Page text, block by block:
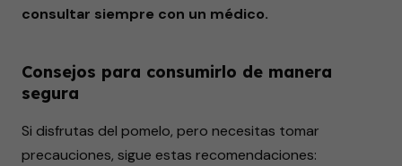
consultar siempre con un médico.
Consejos para consumirlo de manera
segura
Si disfrutas del pomelo, pero necesitas tomar
precauciones, sigue estas recomendaciones: